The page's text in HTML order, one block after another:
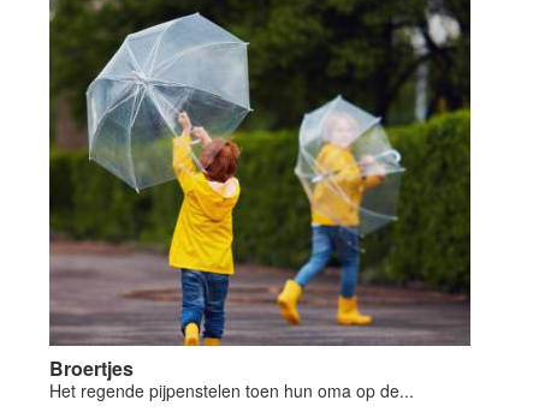
Broertjes
Het regende pijpenstelen toen hun oma op de...